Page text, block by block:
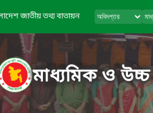
জাতীয় তথ্য বাতায়ন
মাধ্যমিক ও